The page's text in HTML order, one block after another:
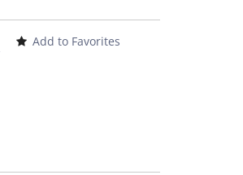
Add to Favorites